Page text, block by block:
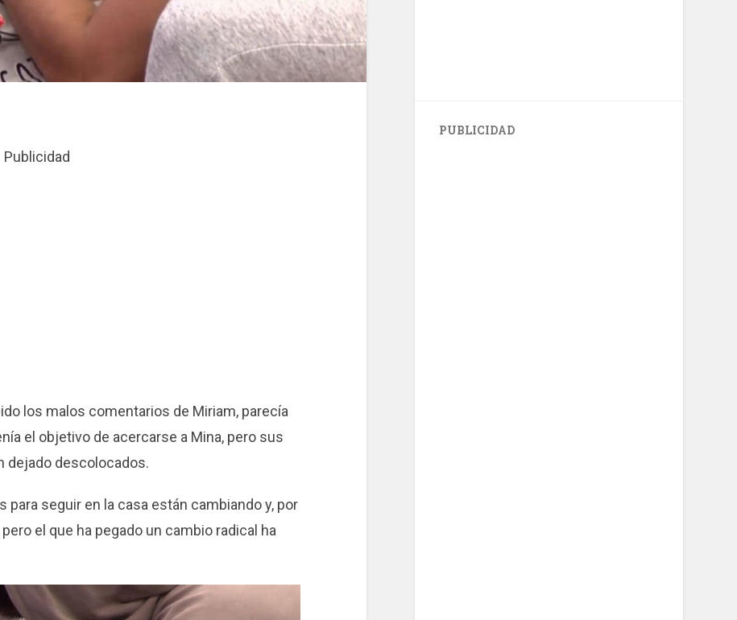
Publicidad
los malos comentarios de Miriam, parecía
el objetivo de acercarse a Mina, pero sus
dejado descolocados.
seguir en la casa están cambiando y, por
el que ha pegado un cambio radical ha
PUBLICIDAD